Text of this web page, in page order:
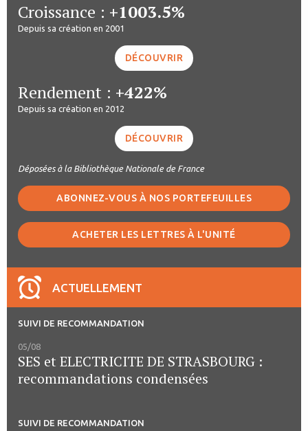
Croissance : +1003.5%
Depuis sa création en 2001
DÉCOUVRIR
Rendement : +422%
Depuis sa création en 2012
DÉCOUVRIR
Déposées à la Bibliothèque Nationale de France
ABONNEZ-VOUS À NOS PORTEFEUILLES
ACHETER LES LETTRES À L'UNITÉ
ACTUELLEMENT
SUIVI DE RECOMMANDATION
05/08
SES et ELECTRICITE DE STRASBOURG :
recommandations condensées
SUIVI DE RECOMMANDATION